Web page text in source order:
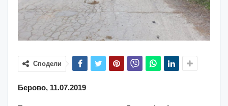
Сподели
Берово, 11.07.2019